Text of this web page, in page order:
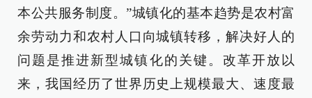
本公共服务制度。”城镇化的基本趋势是农村富
余劳动力和农村人口向城镇转移，解决好人的
问题是推进新型城镇化的关键。改革开放以
来，我国经历了世界历史上规模最大、速度最